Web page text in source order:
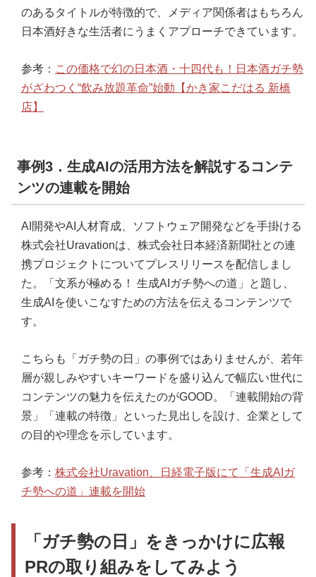
のあるタイトルが特徴的で、メディア関係者はもちろん
日本酒好きな生活者にうまくアプローチできています。
参考： この価格で幻の日本酒・十四代も！日本酒ガチ勢
がざわつく“飲み放題革命”始動【かき家こだはる 新橋
店】
事例3．生成AIの活用方法を解説するコンテ
ンツの連載を開始
AI開発やAI人材育成、ソフトウェア開発などを手掛ける
株式会社Uravationは、株式会社日本経済新聞社との連
携プロジェクトについてプレスリリースを配信しまし
た。「文系が極める！ 生成AIガチ勢への道」と題し、
生成AIを使いこなすための方法を伝えるコンテンツで
す。
こちらも「ガチ勢の日」の事例ではありませんが、若年
層が親しみやすいキーワードを盛り込んで幅広い世代に
コンテンツの魅力を伝えたのがGOOD。「連載開始の背
景」「連載の特徴」といった見出しを設け、企業として
の目的や理念を示しています。
参考： 株式会社Uravation、日経電子版にて「生成AIガ
チ勢への道」連載を開始
「ガチ勢の日」をきっかけに広報
PRの取り組みをしてみよう